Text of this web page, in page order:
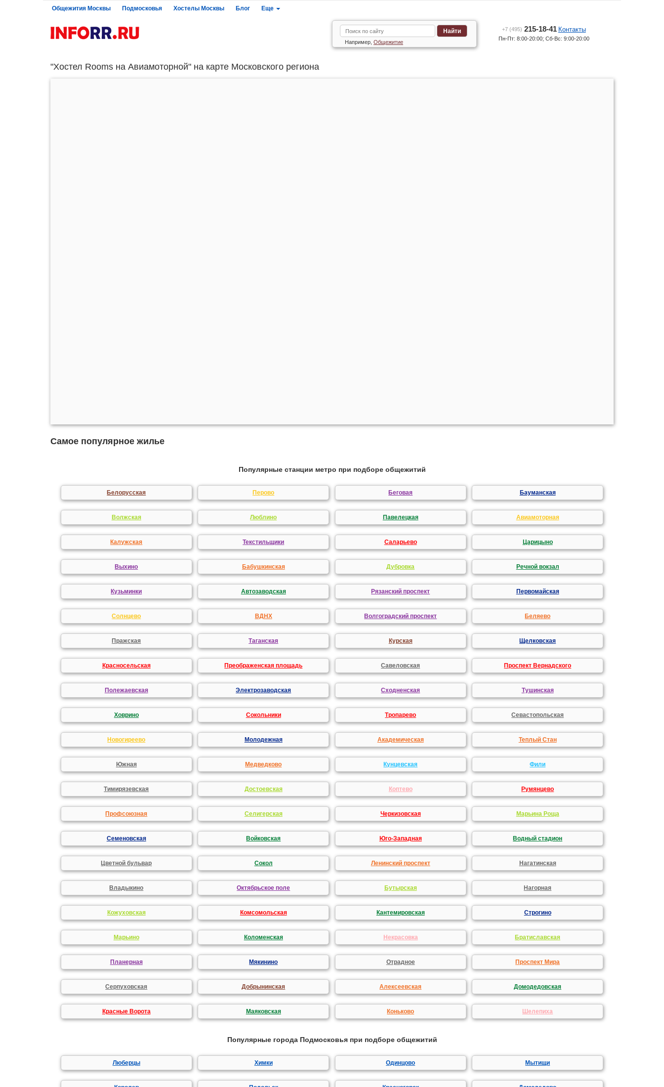
Общежития Москвы Подмосковья Хостелы Москвы Блог Еще
Найти
Например, Общежитие
+7 (495) 215-18-41 Контакты
Пн-Пт: 8:00-20:00; Сб-Вс: 9:00-20:00
"Хостел Rooms на Авиамоторной" на карте Московского региона
Самое популярное жилье
Популярные станции метро при подборе общежитий
Белорусская Перово Беговая Бауманская
Волжская Люблино Павелецкая Авиамоторная
Калужская Текстильщики Саларьево Царицыно
Выхино Бабушкинская Дубровка Речной вокзал
Кузьминки Автозаводская Рязанский проспект Первомайская
Солнцево ВДНХ Волгоградский проспект Беляево
Пражская Таганская Курская Щелковская
Красносельская Преображенская площадь Савеловская Проспект Вернадского
Полежаевская Электрозаводская Сходненская Тушинская
Ховрино Сокольники Тропарево Севастопольская
Новогиреево Молодежная Академическая Теплый Стан
Южная Медведково Кунцевская Фили
Тимирязевская Достоевская Коптево Румянцево
Профсоюзная Селигерская Черкизовская Марьина Роща
Семеновская Войковская Юго-Западная Водный стадион
Цветной бульвар Сокол Ленинский проспект Нагатинская
Владыкино Октябрьское поле Бутырская Нагорная
Кожуховская Комсомольская Кантемировская Строгино
Марьино Коломенская Некрасовка Братиславская
Планерная Мякинино Отрадное Проспект Мира
Серпуховская Добрынинская Алексеевская Домодедовская
Красные Ворота Маяковская Коньково Шелепиха
Популярные города Подмосковья при подборе общежитий
Люберцы Химки Одинцово Мытищи